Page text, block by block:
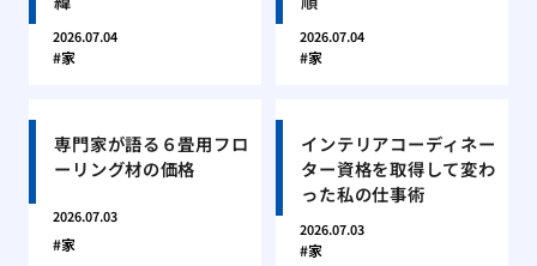
2026.07.04
家
2026.07.04
家
専門家が語る６畳用フロ
ーリング材の価格
2026.07.03
家
インテリアコーディネー
ター資格を取得して変わ
った私の仕事術
2026.07.03
家